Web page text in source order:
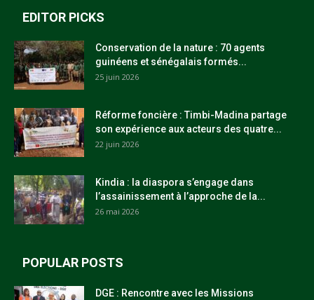
EDITOR PICKS
Conservation de la nature : 70 agents
guinéens et sénégalais formés...
25 juin 2026
Réforme foncière : Timbi-Madina partage
son expérience aux acteurs des quatre...
22 juin 2026
Kindia : la diaspora s’engage dans
l’assainissement à l’approche de la...
26 mai 2026
POPULAR POSTS
DGE : Rencontre avec les Missions